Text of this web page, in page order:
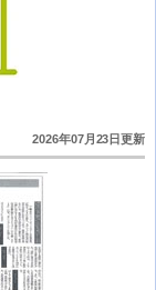
2026年07月23日更新